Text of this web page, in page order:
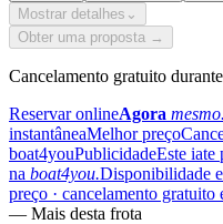
Mostrar detalhes ⌄
Obter uma proposta →
Cancelamento gratuito
Reservar onlineAgora mesmo.
instantâneaMelhor preço
boat4youPublicidadeEste iate
na boat4you.Disponibilidade
preço · cancelamento gratuito
— Mais desta frota